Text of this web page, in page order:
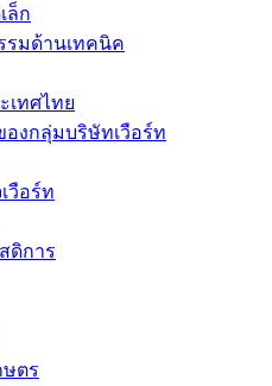
ล็ก
มด้านเทคนิค
เทศไทย
งกลุ่มบริษัทเวือร์ท
วือร์ท
ดิการ
ษตร